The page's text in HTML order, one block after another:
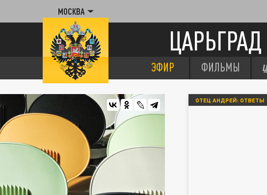
МОСКВА
ЦАРЬГРАД
ЭФИР ФИЛЬМЫ
ОТЕЦ АНДРЕЙ: ОТВЕТЫ